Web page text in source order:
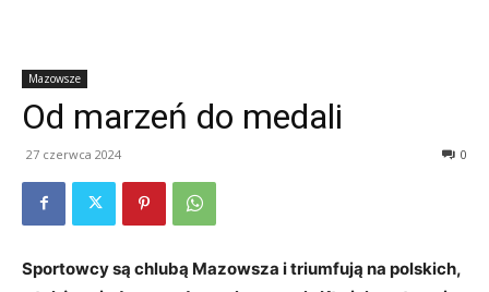
Mazowsze
Od marzeń do medali
27 czerwca 2024 0
Sportowcy są chlubą Mazowsza i triumfują na polskich,